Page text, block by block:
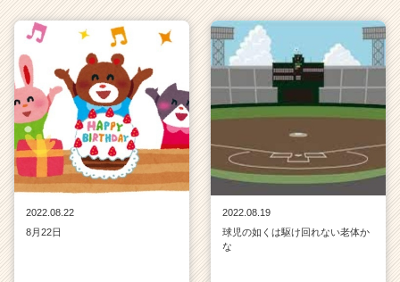
2022.08.22
8月22日
2022.08.19
球児の如くは駆け回れない老体か
な